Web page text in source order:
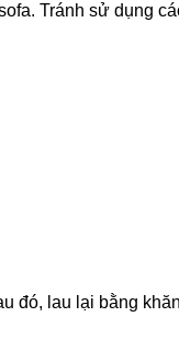
Tránh sử dụng
đó, lau lại bằng